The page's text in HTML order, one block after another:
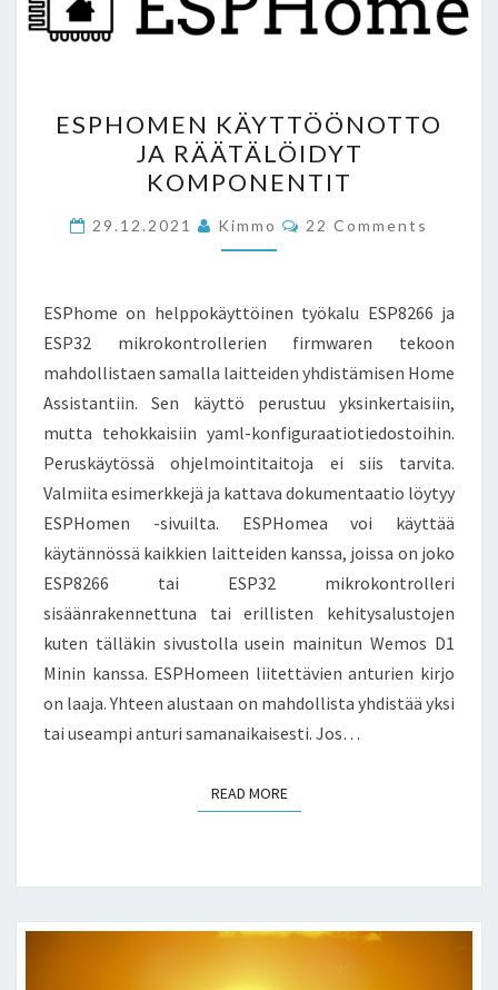
KÄYTTÖÖNOTTO
JA
RÄÄTÄLÖIDYT
KOMPONENTIT
ESPHOMEN KÄYTTÖÖNOTTO
JA RÄÄTÄLÖIDYT
KOMPONENTIT
29.12.2021 Kimmo Comments
22 Comments
ESPhome on helppokäyttöinen työkalu ESP8266 ja
ESP32 mikrokontrollerien firmwaren tekoon
mahdollistaen samalla laitteiden yhdistämisen Home
Assistantiin. Sen käyttö perustuu yksinkertaisiin,
mutta tehokkaisiin yaml-konfiguraatiotiedostoihin.
Peruskäytössä ohjelmointitaitoja ei siis tarvita.
Valmiita esimerkkejä ja kattava dokumentaatio löytyy
ESPHomen -sivuilta. ESPHomea voi käyttää
käytännössä kaikkien laitteiden kanssa, joissa on joko
ESP8266 tai ESP32 mikrokontrolleri
sisäänrakennettuna tai erillisten kehitysalustojen
kuten tälläkin sivustolla usein mainitun Wemos D1
Minin kanssa. ESPHomeen liitettävien anturien kirjo
on laaja. Yhteen alustaan on mahdollista yhdistää yksi
tai useampi anturi samanaikaisesti. Jos…
READ MOREREAD MORE